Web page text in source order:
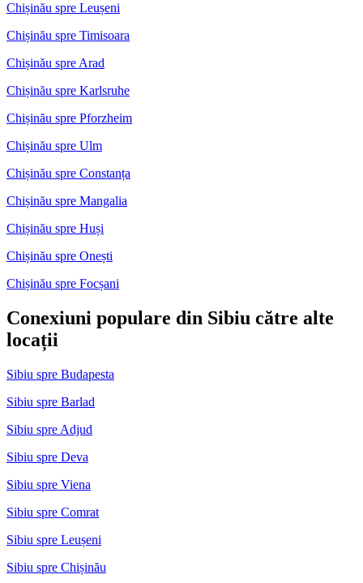
Chișinău spre Leușeni
Chișinău spre Timisoara
Chișinău spre Arad
Chișinău spre Karlsruhe
Chișinău spre Pforzheim
Chișinău spre Ulm
Chișinău spre Constanța
Chișinău spre Mangalia
Chișinău spre Huși
Chișinău spre Onești
Chișinău spre Focșani
Conexiuni populare din Sibiu către alte
locații
Sibiu spre Budapesta
Sibiu spre Barlad
Sibiu spre Adjud
Sibiu spre Deva
Sibiu spre Viena
Sibiu spre Comrat
Sibiu spre Leușeni
Sibiu spre Chișinău